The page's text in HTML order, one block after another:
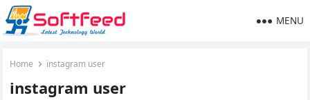
MENU
Home instagram user
instagram user